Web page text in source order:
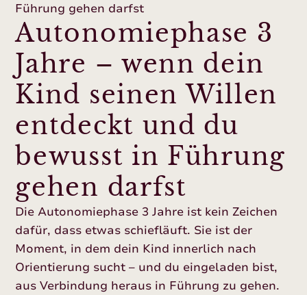
Führung gehen darfst
Autonomiephase 3
Jahre – wenn dein
Kind seinen Willen
entdeckt und du
bewusst in Führung
gehen darfst
Die Autonomiephase 3 Jahre ist kein Zeichen
dafür, dass etwas schiefläuft. Sie ist der
Moment, in dem dein Kind innerlich nach
Orientierung sucht – und du eingeladen bist,
aus Verbindung heraus in Führung zu gehen.